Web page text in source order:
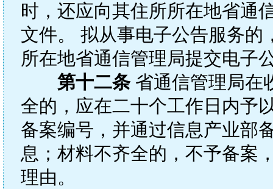
时，还应向其住所所在地省通
文件。 拟从事电子公告服务的
所在地省通信管理局提交电子
第十二条省通信管理局在
全的，应在二十个工作日内予
备案编号，并通过信息产业部
息；材料不齐全的，不予备案
理由。